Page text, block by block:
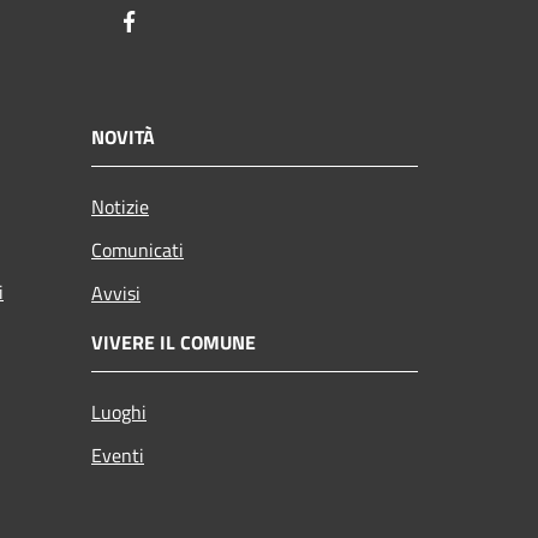
NOVITÀ
Notizie
Comunicati
Avvisi
VIVERE IL COMUNE
Luoghi
Eventi